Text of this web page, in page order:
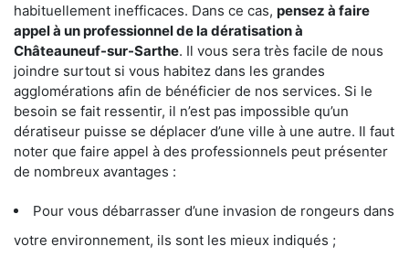
habituellement inefficaces. Dans ce cas, pensez à faire
appel à un professionnel de la dératisation à
Châteauneuf-sur-Sarthe. Il vous sera très facile de nous
joindre surtout si vous habitez dans les grandes
agglomérations afin de bénéficier de nos services. Si le
besoin se fait ressentir, il n’est pas impossible qu’un
dératiseur puisse se déplacer d’une ville à une autre. Il faut
noter que faire appel à des professionnels peut présenter
de nombreux avantages :
Pour vous débarrasser d’une invasion de rongeurs dans
votre environnement, ils sont les mieux indiqués ;